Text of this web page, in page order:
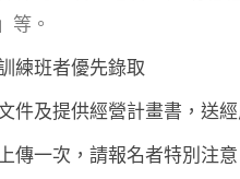
等。
練班者優先錄取
件及提供經營計畫書，送
傳一次，請報名者特別注意